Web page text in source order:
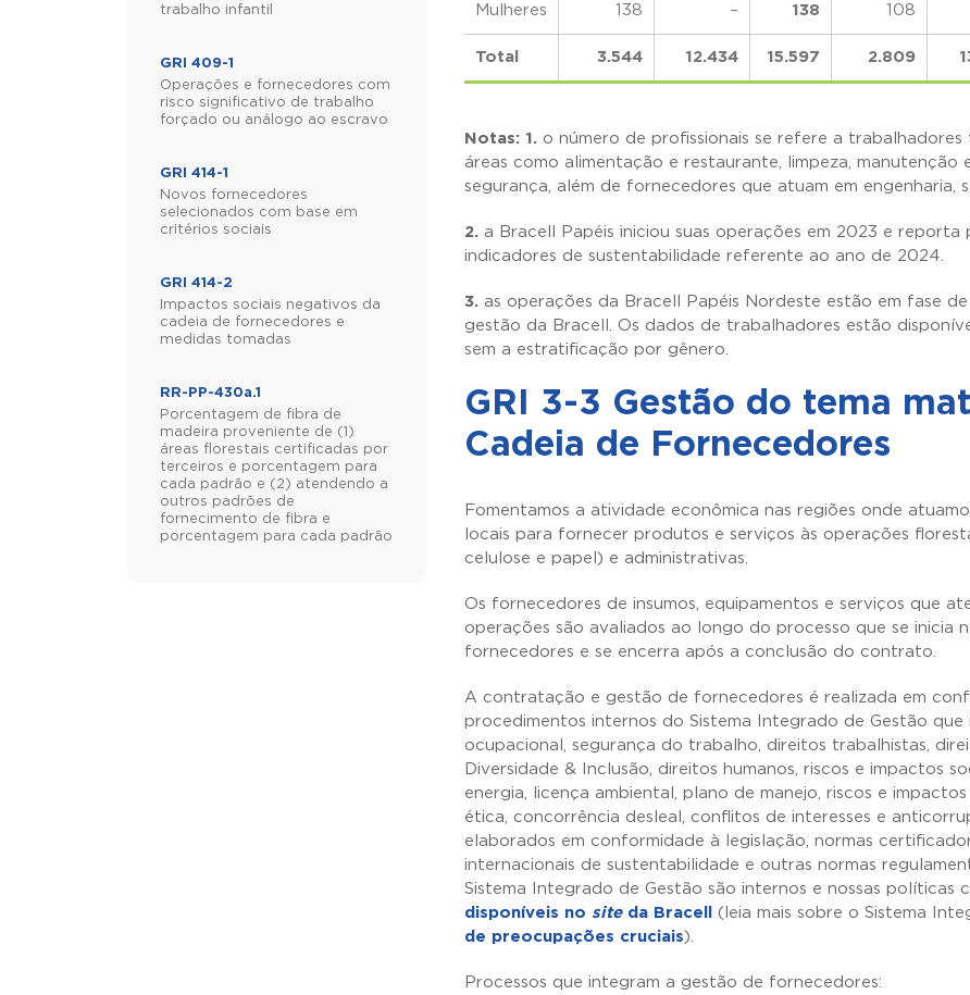
trabalho infantil
GRI 409-1
Operações e fornecedores com
risco significativo de trabalho
forçado ou análogo ao escravo
GRI 414-1
Novos fornecedores
selecionados com base em
critérios sociais
GRI 414-2
Impactos sociais negativos da
cadeia de fornecedores e
medidas tomadas
RR-PP-430a.1
Porcentagem de fibra de
madeira proveniente de (1)
áreas florestais certificadas por
terceiros e porcentagem para
cada padrão e (2) atendendo a
outros padrões de
fornecimento de fibra e
porcentagem para cada padrão
Mulheres 138 – 138 108
Total 3.544 12.434 15.597 2.809
Notas: 1. o número de profissionais se refere a
áreas como alimentação e restaurante, limpeza, manutenção
segurança, além de fornecedores que atuam em engenharia,
2. a Bracell Papéis iniciou suas operações em 2023 e reporta
indicadores de sustentabilidade referente ao ano de 2024.
3. as operações da Bracell Papéis Nordeste estão em fase
gestão da Bracell. Os dados de trabalhadores estão
sem a estratificação por gênero.
GRI 3-3 Gestão do tema
Cadeia de Fornecedores
Fomentamos a atividade econômica nas regiões onde
locais para fornecer produtos e serviços às operações
celulose e papel) e administrativas.
Os fornecedores de insumos, equipamentos e serviços que
operações são avaliados ao longo do processo que se inicia
fornecedores e se encerra após a conclusão do contrato.
A contratação e gestão de fornecedores é realizada em
procedimentos internos do Sistema Integrado de Gestão que
ocupacional, segurança do trabalho, direitos trabalhistas,
Diversidade & Inclusão, direitos humanos, riscos e impactos
energia, licença ambiental, plano de manejo, riscos e
ética, concorrência desleal, conflitos de interesses e
elaborados em conformidade à legislação, normas
internacionais de sustentabilidade e outras normas
Sistema Integrado de Gestão são internos e nossas políticas
disponíveis no siteda Bracell (leia mais sobre o Sistema
de preocupações cruciais).
Processos que integram a gestão de fornecedores: